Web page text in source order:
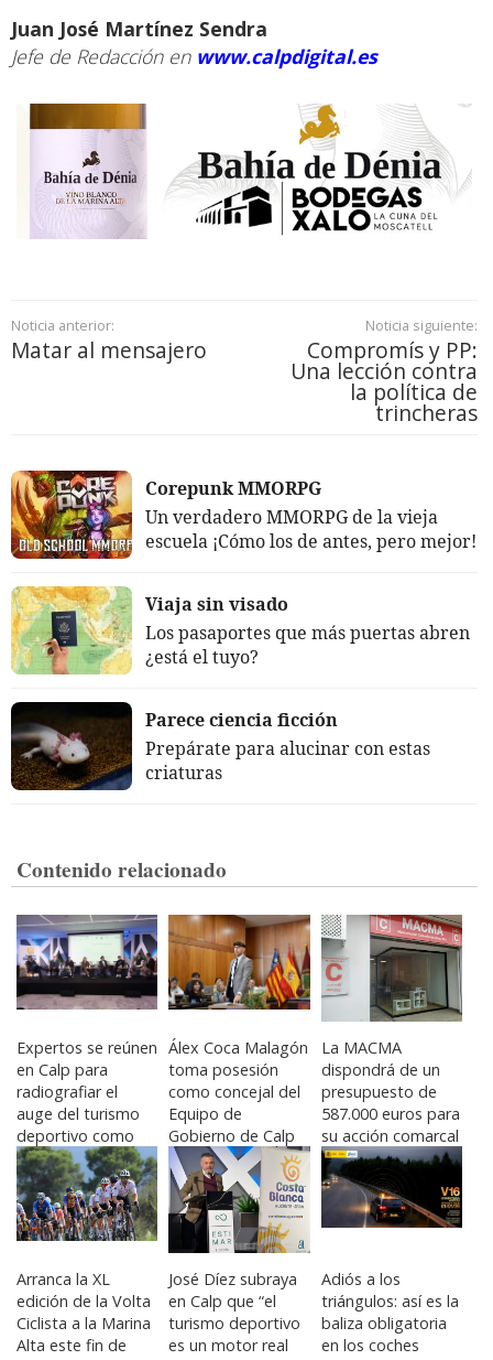
Juan José Martínez Sendra
Jefe de Redacción en www.calpdigital.es
Noticia anterior:
Matar al mensajero
Noticia siguiente:
Compromís y PP:
Una lección contra
la política de
trincheras
Corepunk MMORPG
Un verdadero MMORPG de la vieja
escuela ¡Cómo los de antes, pero mejor!
Viaja sin visado
Los pasaportes que más puertas abren
¿está el tuyo?
Parece ciencia ficción
Prepárate para alucinar con estas
criaturas
Contenido relacionado
Expertos se reúnen
en Calp para
radiografiar el
auge del turismo
deportivo como
motor de
desestacionalizació
n
Álex Coca Malagón
toma posesión
como concejal del
Equipo de
Gobierno de Calp
La MACMA
dispondrá de un
presupuesto de
587.000 euros para
su acción comarcal
este 2026
Arranca la XL
edición de la Volta
Ciclista a la Marina
Alta este fin de
José Díez subraya
en Calp que “el
turismo deportivo
es un motor real
Adiós a los
triángulos: así es la
baliza obligatoria
en los coches